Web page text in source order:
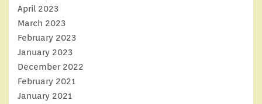
April 2023
March 2023
February 2023
January 2023
December 2022
February 2021
January 2021